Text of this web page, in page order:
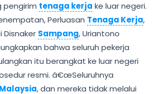
pengirim tenaga kerja ke luar negeri.
Perluasan Tenaga Kerja,
Disnaker Sampang, Uriantono
bahwa seluruh pekerja
itu berangkat ke luar negeri
resmi. â€œSeluruhnya
Malaysia, dan mereka tidak melalui